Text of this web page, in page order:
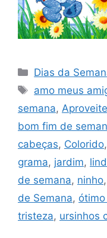
Categorias
Dias da
Tags
amo meus
semana,
bom fim de
cabeças, Colorido,
grama, jardim,
de semana, ninho,
de Semana,
tristeza, ursinhos